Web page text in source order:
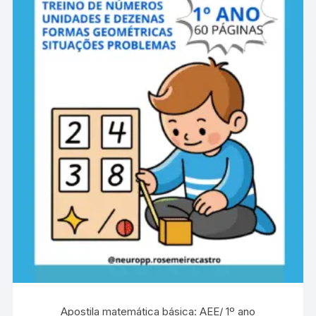
Apostila matemática básica: AEE/ 1º ano